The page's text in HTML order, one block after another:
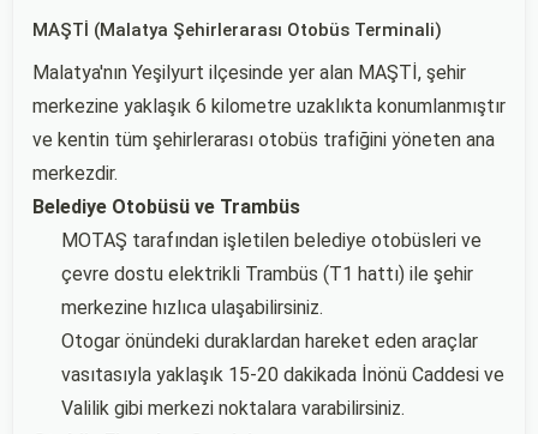
MAŞTİ (Malatya Şehirlerarası Otobüs Terminali)
Malatya'nın Yeşilyurt ilçesinde yer alan MAŞTİ, şehir
merkezine yaklaşık 6 kilometre uzaklıkta konumlanmıştır
ve kentin tüm şehirlerarası otobüs trafiğini yöneten ana
merkezdir.
Belediye Otobüsü ve Trambüs
MOTAŞ tarafından işletilen belediye otobüsleri ve
çevre dostu elektrikli Trambüs (T1 hattı) ile şehir
merkezine hızlıca ulaşabilirsiniz.
Otogar önündeki duraklardan hareket eden araçlar
vasıtasıyla yaklaşık 15-20 dakikada İnönü Caddesi ve
Valilik gibi merkezi noktalara varabilirsiniz.